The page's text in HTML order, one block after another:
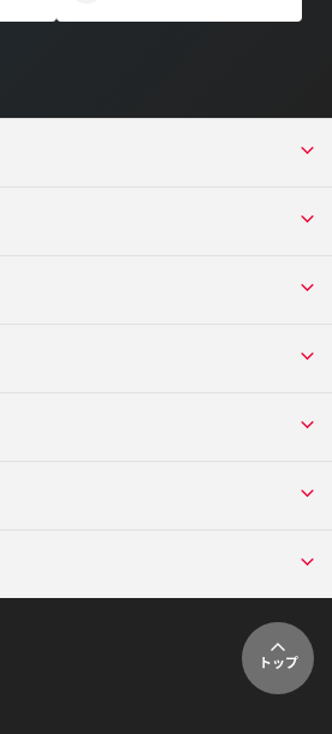
トップ